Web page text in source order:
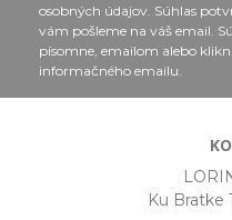
osobných údajov. Súhlas
vám pošleme na váš email.
písomne, emailom alebo
informačného emailu.
Ku Bratke